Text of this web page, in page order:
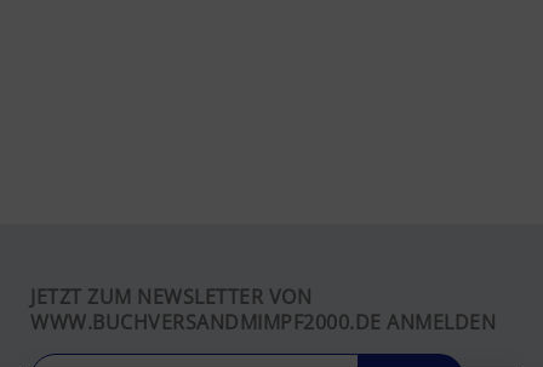
JETZT ZUM NEWSLETTER VON
WWW.BUCHVERSANDMIMPF2000.DE ANMELDEN